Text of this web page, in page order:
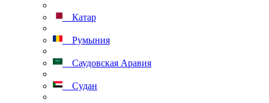
Катар
Румыния
Саудовская Аравия
Судан